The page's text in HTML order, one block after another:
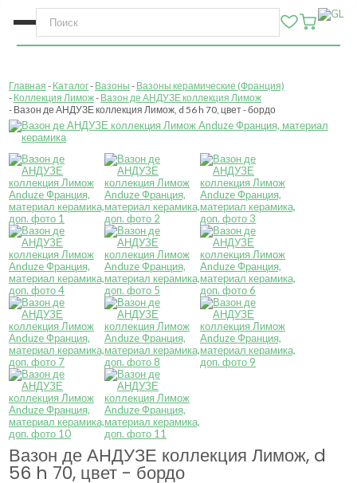
Главная Каталог Вазоны
Вазоны керамические (Франция)
Коллекция Лимож Вазон де АНДУЗЕ коллекция Лимож
Вазон де АНДУЗЕ коллекция Лимож, d 56 h 70, цвет - бордо
Вазон де АНДУЗЕ коллекция Лимож, d
56 h 70, цвет - бордо